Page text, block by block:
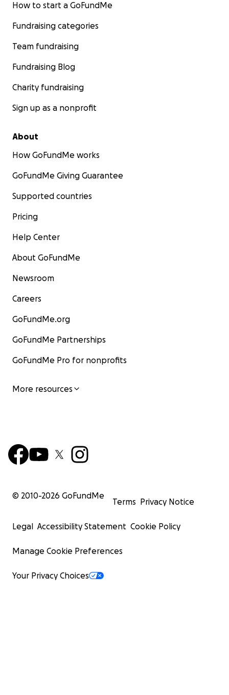
How to start a GoFundMe
Fundraising categories
Team fundraising
Fundraising Blog
Charity fundraising
Sign up as a nonprofit
About
How GoFundMe works
GoFundMe Giving Guarantee
Supported countries
Pricing
Help Center
About GoFundMe
Newsroom
Careers
GoFundMe.org
GoFundMe Partnerships
GoFundMe Pro for nonprofits
More resources
© 2010-2026 GoFundMe
Terms Privacy Notice
Legal Accessibility Statement Cookie Policy
Manage Cookie Preferences
Your Privacy Choices